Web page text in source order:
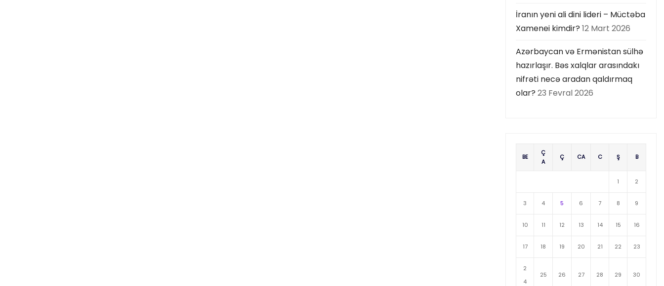
İranın yeni ali dini lideri – Müctəba
Xamenei kimdir? 12 Mart 2026
Azərbaycan və Ermənistan sülhə
hazırlaşır. Bəs xalqlar arasındakı
nifrəti necə aradan qaldırmaq
olar? 23 Fevral 2026
BE
Ç
A
Ç CA C Ş B
1 2
3 4 5 6 7 8 9
10 11 12 13 14 15 16
17 18 19 20 21 22 23
2
4
25 26 27 28 29 30